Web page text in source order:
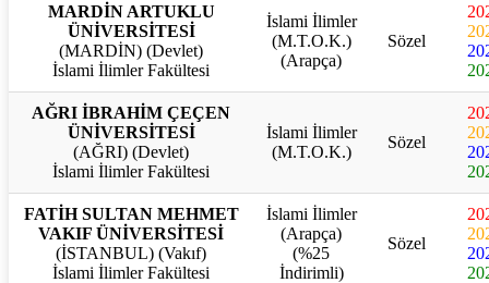
MARDİN ARTUKLU
ÜNİVERSİTESİ
(MARDİN) (Devlet)
İslami İlimler Fakültesi
İslami İlimler
(M.T.O.K.)
(Arapça)
Sözel
AĞRI İBRAHİM ÇEÇEN
ÜNİVERSİTESİ
(AĞRI) (Devlet)
İslami İlimler Fakültesi
İslami İlimler
(M.T.O.K.)
Sözel
FATİH SULTAN MEHMET
VAKIF ÜNİVERSİTESİ
(İSTANBUL) (Vakıf)
İslami İlimler Fakültesi
İslami İlimler
(Arapça)
(%25
İndirimli)
Sözel